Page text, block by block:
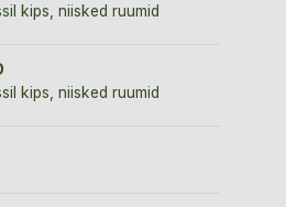
kips, niisked ruumid
kips, niisked ruumid